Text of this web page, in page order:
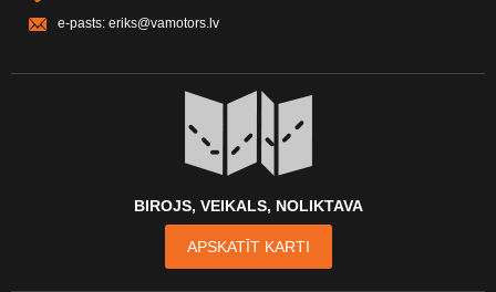
e-pasts: eriks@vamotors.lv
BIROJS, VEIKALS, NOLIKTAVA
APSKATĪT KARTI